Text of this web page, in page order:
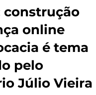
construção
online
é tema
pelo
Júlio Vieira